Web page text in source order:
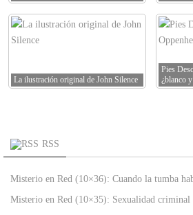
La ilustración original de John Silence
Pies
¿blanco
RSS
Misterio en Red (10×36): Cuando la tumba
Misterio en Red (10×35): Sexualidad criminal